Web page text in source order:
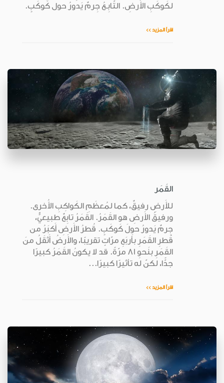
لكَوكَبِ الأَرضِ. التّابِـعُ جِرمٌ يَدورُ حول كَوكَبٍ.
اقرأ المزيد >>
القَمَر
للأَرضِ رفيقٌ، كما لمُعظَمِ الكَواكِبِ الأُخرى.
ورفيقُ الأَرضِ هو القَمَرُ. القَمَرُ تابِعٌ طبيعيٌّ،
جِرمٌ يَدورُ حولَ كَوكَبٍ. قُطرُ الأَرضِ أَكبَرُ من
قُطرِ القَمَرِ بأَربَعِ مرّاتٍ تقريبًا، والأَرضُ أَثقَلُ منَ
القَمَرِ بنَحوِ 81 مرّةً. قد لا يكونُ القَمَرُ كبيرًا
جدًّا، لكنّ له تأثيرًا كبيرًا...
اقرأ المزيد >>